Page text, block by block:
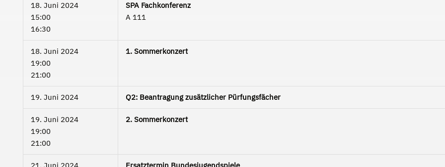
18. Juni 2024
15:00
16:30
SPA Fachkonferenz
A 111
18. Juni 2024
19:00
21:00
1. Sommerkonzert
19. Juni 2024 Q2: Beantragung zusätzlicher Pürfungsfächer
19. Juni 2024
19:00
21:00
2. Sommerkonzert